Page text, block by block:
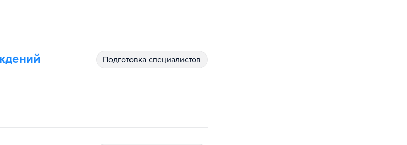
подготовка специалистов